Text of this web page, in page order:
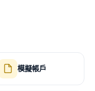
模擬帳戶